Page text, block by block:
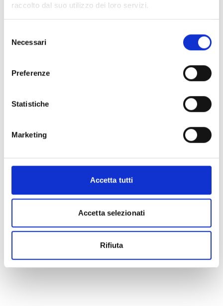
raccolto dal suo utilizzo dei loro servizi.
delNecessari
Preferenze
Statistiche
Marketing
Accetta tutti
Accetta selezionati
Rifiuta